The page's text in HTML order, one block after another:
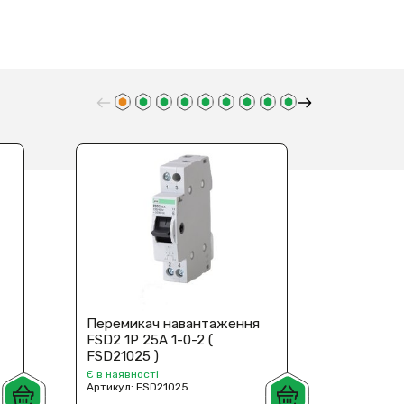
Перемикач навантаження
FSD2 1P 25A 1-0-2 (
FSD21025 )
Є в наявності
Артикул: FSD21025